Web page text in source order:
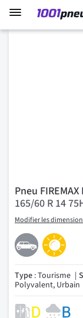
Pneu FIREMAX
165/60 R 14
Modifier les
Type : Tourisme
Polyvalent, Urbain